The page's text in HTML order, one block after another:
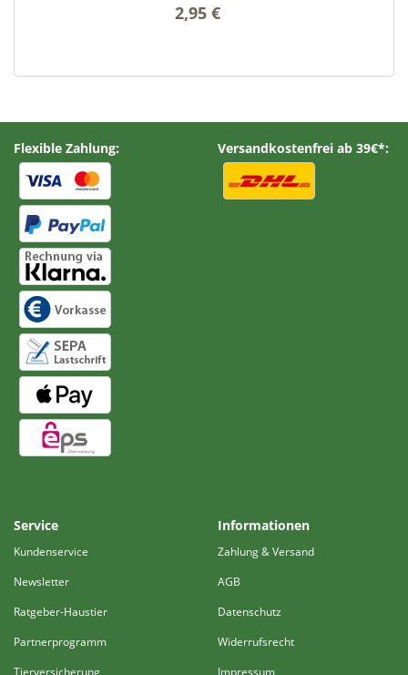
2,95 €
Flexible Zahlung: Versandkostenfrei ab 39€*:
Service
Kundenservice
Newsletter
Ratgeber-Haustier
Partnerprogramm
Tierversicherung
Informationen
Zahlung & Versand
AGB
Datenschutz
Widerrufsrecht
Impressum